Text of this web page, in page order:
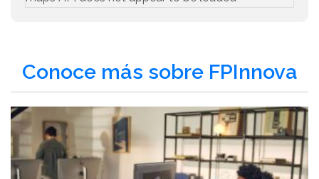
Conoce más sobre FPInnova